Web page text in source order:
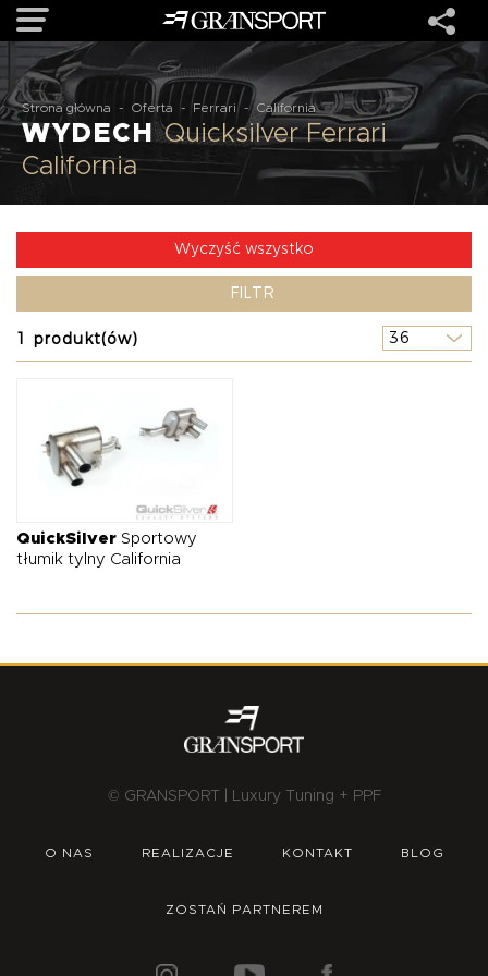
OFERTA
MARKI
O NAS
Strona główna - Oferta - Ferrari - California
WYDECHQuicksilver Ferrari
California
Wyczyść wszystko
FILTR
1 produkt(ów)
QuickSilver Sportowy
tłumik tylny California
© GRANSPORT | Luxury Tuning + PPF
O NAS REALIZACJE KONTAKT BLOG
ZOSTAŃ PARTNEREM